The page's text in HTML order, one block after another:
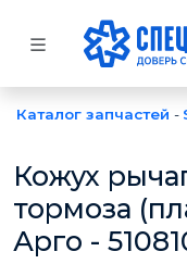
Каталог запчастей -
Кожух
тормоза
Арго -